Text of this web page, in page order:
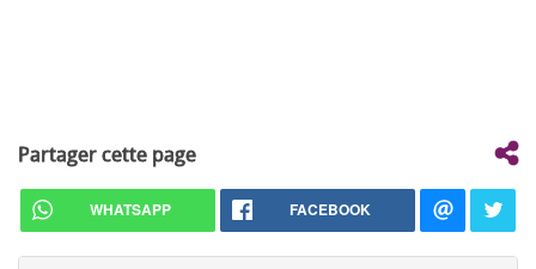
Partager cette page
WHATSAPP FACEBOOK